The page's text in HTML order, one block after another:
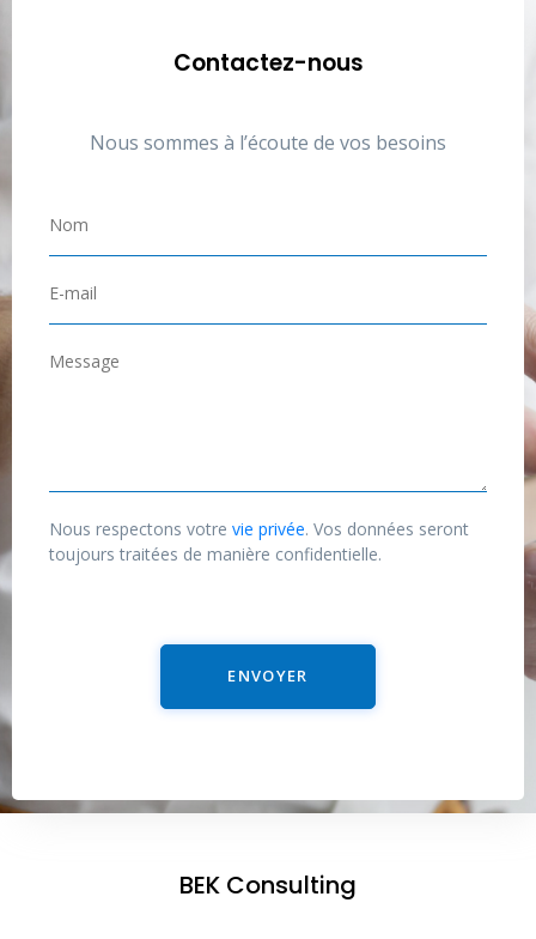
Contactez-nous
Nous sommes à l’écoute de vos besoins
N
o
m
*
E
-
m
*
M
a
g
e
Nous respectons votre vie privée. Vos données seront
toujours traitées de manière confidentielle.
ENVOYER
BEK Consulting